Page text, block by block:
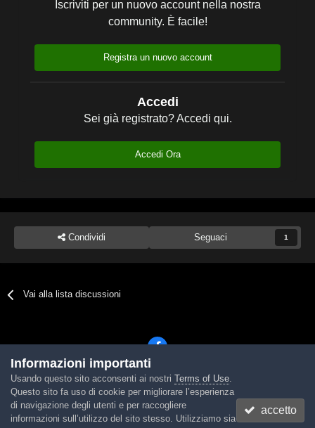
Iscriviti per un nuovo account nella nostra
community. È facile!
Registra un nuovo account
Accedi
Sei già registrato? Accedi qui.
Accedi Ora
Condividi Seguaci 1
Vai alla lista discussioni
Lingua Tema Contattaci Cookies
Powered by Invision Community
Informazioni importanti
Usando questo sito acconsenti ai nostri Terms of Use.
Questo sito fa uso di cookie per migliorare l’esperienza
di navigazione degli utenti e per raccogliere
informazioni sull’utilizzo del sito stesso. Utilizziamo sia
accetto